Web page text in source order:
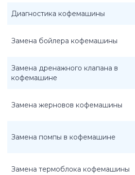
Диагностика кофемашины
Замена бойлера кофемашины
Замена дренажного клапана в
кофемашине
Замена жерновов кофемашины
Замена помпы в кофемашине
Замена термоблока кофемашины